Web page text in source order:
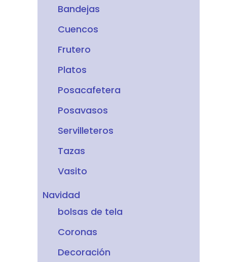
Bandejas
Cuencos
Frutero
Platos
Posacafetera
Posavasos
Servilleteros
Tazas
Vasito
Navidad
bolsas de tela
Coronas
Decoración